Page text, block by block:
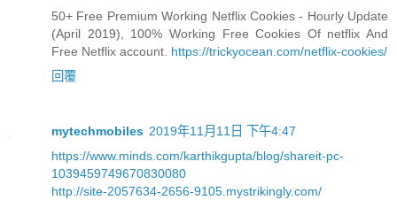
50+ Free Premium Working Netflix Cookies - Hourly Update
(April 2019), 100% Working Free Cookies Of netflix And
Free Netflix account. https://trickyocean.com/netflix-cookies/
回覆
mytechmobiles 2019年11月11日 下午4:47
https://www.minds.com/karthikgupta/blog/shareit-pc-
1039459749670830080
http://site-2057634-2656-9105.mystrikingly.com/